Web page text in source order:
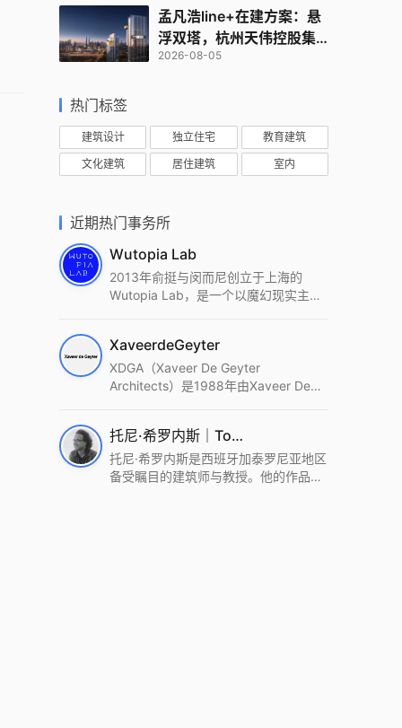
孟凡浩line+在建方案：悬
浮双塔，杭州天伟控股集
团总部
2026-08-05
热门标签
建筑设计 独立住宅 教育建筑
文化建筑 居住建筑 室内
近期热门事务所
Wutopia Lab
2013年俞挺与闵而尼创立于上海的
Wutopia Lab，是一个以魔幻现实主
统这种新的思维范式为基础，以上海性
和生活性为介入设计的原点，以建筑为
工具，从而推动建筑学和社会学进步。
2022 DFA中获Merit,2021 Architizer
A+ Firm Awards中获Special
Mention：Best Young Firm，2020 IF
XaveerdeGeyter
XDGA（Xaveer De Geyter
Architects）是1988年由Xaveer De
进的设计方法、多元的专业团队和国际
化的作品著称，曾获密斯·凡·德罗奖、
Bigmat奖等多项重要奖项。XDGA主张
托尼·希罗内斯｜Toni Gironès
托尼·希罗内斯是西班牙加泰罗尼亚地区
备受瞩目的建筑师与教授。他的作品深